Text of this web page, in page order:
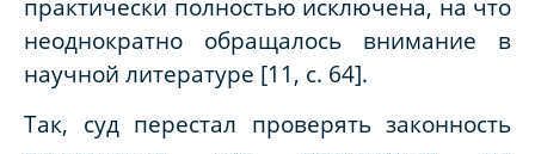
практически полностью исключена, на что
неоднократно обращалось внимание в
научной литературе [11, с. 64].
Так, суд перестал проверять законность